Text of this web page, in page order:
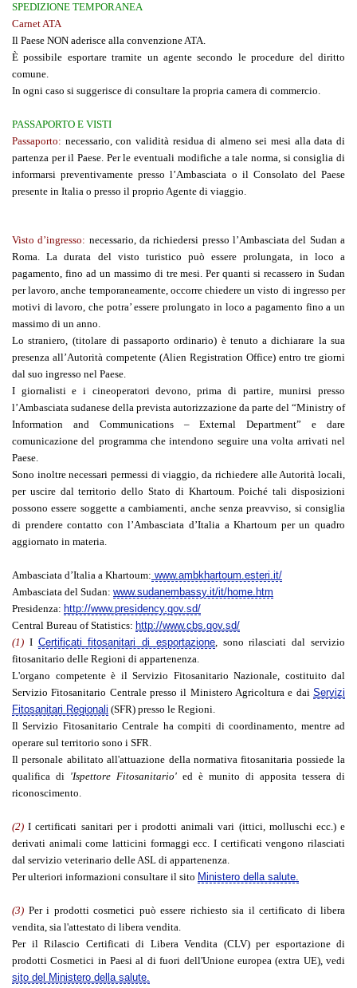
SPEDIZIONE TEMPORANEA
Carnet ATA
Il Paese NON aderisce alla convenzione ATA.
È possibile esportare tramite un agente secondo le procedure del diritto
comune.
In ogni caso si suggerisce di consultare la propria camera di commercio.
PASSAPORTO E VISTI
Passaporto: necessario, con validità residua di almeno sei mesi alla data di
partenza per il Paese. Per le eventuali modifiche a tale norma, si consiglia di
informarsi preventivamente presso l’Ambasciata o il Consolato del Paese
presente in Italia o presso il proprio Agente di viaggio.
Visto d’ingresso: necessario, da richiedersi presso l’Ambasciata del Sudan a
Roma. La durata del visto turistico può essere prolungata, in loco a
pagamento, fino ad un massimo di tre mesi. Per quanti si recassero in Sudan
per lavoro, anche temporaneamente, occorre chiedere un visto di ingresso per
motivi di lavoro, che potra’ essere prolungato in loco a pagamento fino a un
massimo di un anno.
Lo straniero, (titolare di passaporto ordinario) è tenuto a dichiarare la sua
presenza all’Autorità competente (Alien Registration Office) entro tre giorni
dal suo ingresso nel Paese.
I giornalisti e i cineoperatori devono, prima di partire, munirsi presso
l’Ambasciata sudanese della prevista autorizzazione da parte del “Ministry of
Information and Communications – External Department” e dare
comunicazione del programma che intendono seguire una volta arrivati nel
Paese.
Sono inoltre necessari permessi di viaggio, da richiedere alle Autorità locali,
per uscire dal territorio dello Stato di Khartoum. Poiché tali disposizioni
possono essere soggette a cambiamenti, anche senza preavviso, si consiglia
di prendere contatto con l’Ambasciata d’Italia a Khartoum per un quadro
aggiornato in materia.
Ambasciata d’Italia a Khartoum: www.ambkhartoum.esteri.it/
Ambasciata del Sudan: www.sudanembassy.it/it/home.htm
Presidenza: http://www.presidency.gov.sd/
Central Bureau of Statistics: http://www.cbs.gov.sd/
(1) I Certificati fitosanitari di esportazione, sono rilasciati dal servizio
fitosanitario delle Regioni di appartenenza.
L'organo competente è il Servizio Fitosanitario Nazionale, costituito dal
Servizio Fitosanitario Centrale presso il Ministero Agricoltura e dai Servizi
Fitosanitari Regionali (SFR) presso le Regioni.
Il Servizio Fitosanitario Centrale ha compiti di coordinamento, mentre ad
operare sul territorio sono i SFR.
Il personale abilitato all'attuazione della normativa fitosanitaria possiede la
qualifica di 'Ispettore Fitosanitario' ed è munito di apposita tessera di
riconoscimento.
(2) I certificati sanitari per i prodotti animali vari (ittici, molluschi ecc.) e
derivati animali come latticini formaggi ecc. I certificati vengono rilasciati
dal servizio veterinario delle ASL di appartenenza.
Per ulteriori informazioni consultare il sito Ministero della salute.
(3) Per i prodotti cosmetici può essere richiesto sia il certificato di libera
vendita, sia l'attestato di libera vendita.
Per il Rilascio Certificati di Libera Vendita (CLV) per esportazione di
prodotti Cosmetici in Paesi al di fuori dell'Unione europea (extra UE), vedi
sito del Ministero della salute.